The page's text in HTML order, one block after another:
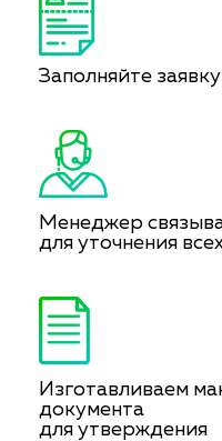
Заполняйте
Менеджер
для уточнения
Изготавливаем
документа
для утверждения